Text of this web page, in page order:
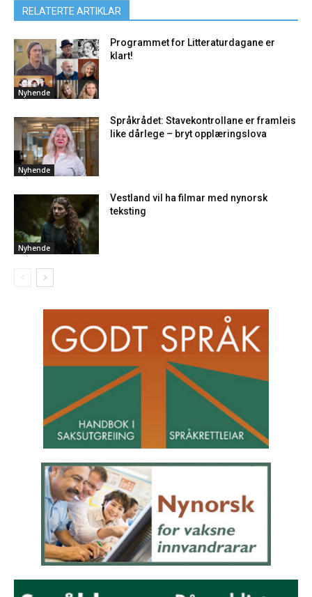
RELATERTE ARTIKLAR
Nyhende
Programmet for Litteraturdagane er
klart!
Nyhende
Språkrådet: Stavekontrollane er framleis
like dårlege – bryt opplæringslova
Nyhende
Vestland vil ha filmar med nynorsk
teksting